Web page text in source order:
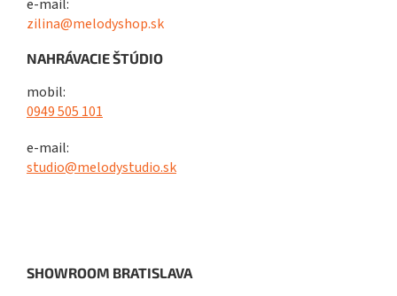
e-mail:
zilina@melodyshop.sk
NAHRÁVACIE ŠTÚDIO
mobil:
0949 505 101
e-mail:
studio@melodystudio.sk
SHOWROOM BRATISLAVA